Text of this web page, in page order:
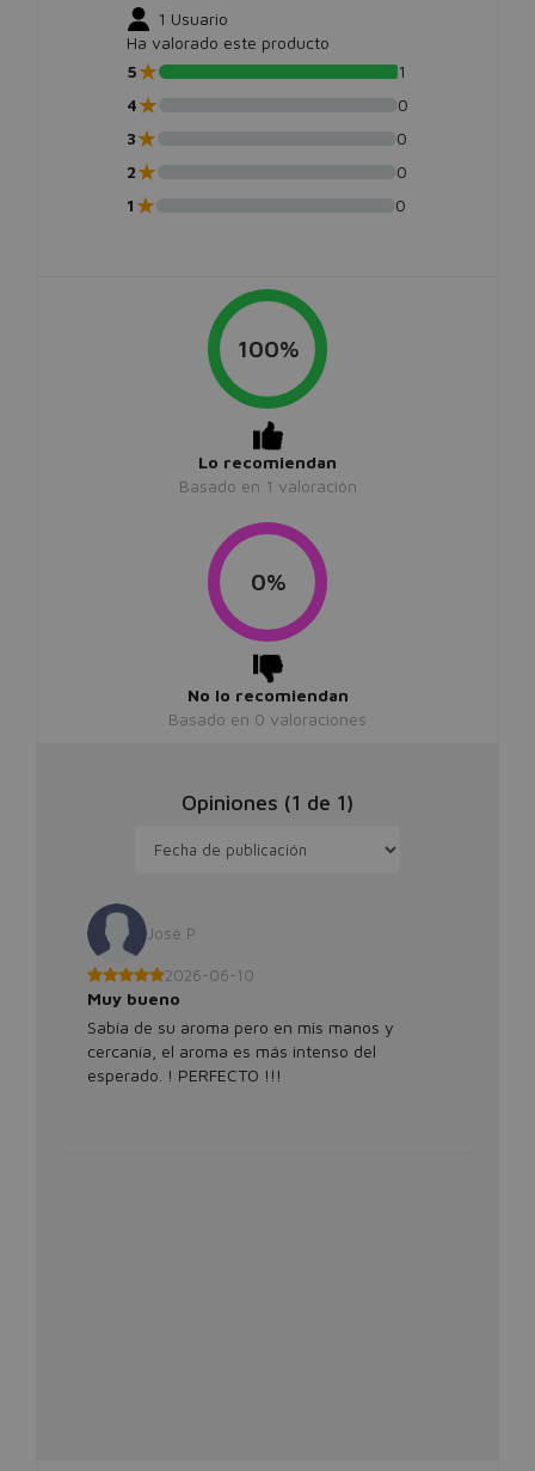
1 Usuario
Ha valorado este producto
5★
1
4★
0
3★
0
2★
0
1★ 0
100%
Lo recomiendan
Basado en 1 valoración
0%
No lo recomiendan
Basado en 0 valoraciones
Opiniones (1 de 1)
José P
2026-06-10
Muy bueno
Sabía de su aroma pero en mis manos y
cercanía, el aroma es más intenso del
esperado. ! PERFECTO !!!